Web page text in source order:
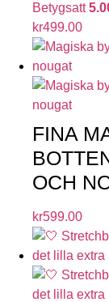
Betygsatt
kr499.00
FINA
OCH
kr599.00